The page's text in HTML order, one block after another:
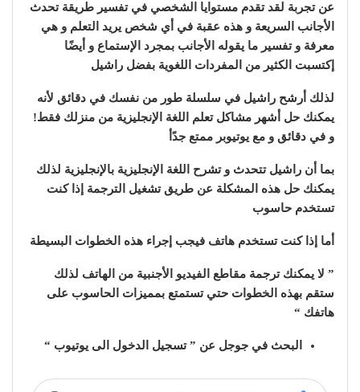
عن تجربة لقد تقدم مستوايا الشخصي في تفسير طريقة تحدث
الأجانب السريعة و هذه عقبة في أي شخص يريد التعلم و هي
معرفة و تفسير ما يقوله الأجانب بمجرد الإستماع و أيضًا
إكتسبت الكثير من المفردات اللغوية بفضل راشيل
لذلك أرشح راشيل في سلسلة طور من نفسك في دقائق لأنه
يمكنك حل أشهر مشاكل تعلم اللغة الإنجليزية من منزلك فقط!
و في دقائق و مع يوتيوبر ممتع جدًأ
بما أن راشيل تتحدث و تشرح اللغة الإنجليزية بالإنجليزية لذلك
يمكنك حل هذه المشكلة عن طريق تشغيل الترجمة إذا كنت
تستخدم حاسوب
أما إذا كنت تستخدم هاتف فيجب إجراء هذه الخطوات البسيطة
” لا يمكنك ترجمة مقاطع الفيديو الأجنبية من الهاتف لذلك
ستقم بهذه الخطوات حتي تستمتع بمميزات الحاسوب على
هاتفك “
البحث في جوجل عن ” تسجيل الدخول الى يوتيوب “